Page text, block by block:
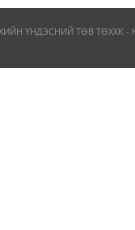
ҮНДЭСНИЙ ТӨВ ТӨХХК